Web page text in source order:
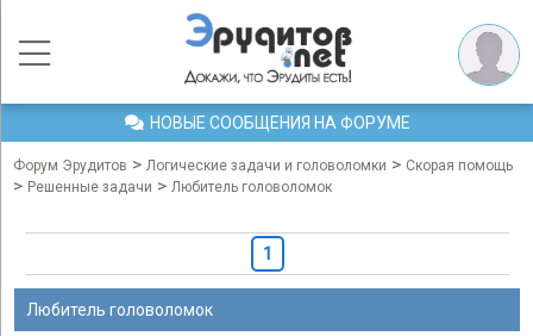
НОВЫЕ СООБЩЕНИЯ НА ФОРУМЕ
Форум Эрудитов > Логические задачи и головоломки > Скорая помощь
> Решенные задачи > Любитель головоломок
1
Любитель головоломок